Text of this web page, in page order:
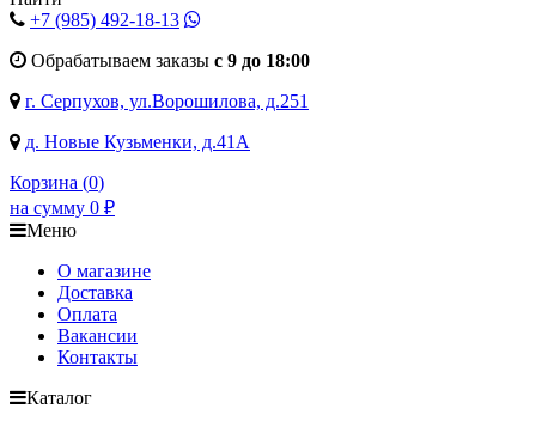
+7 (985) 492-18-13
Обрабатываем заказы с 9 до 18:00
г. Серпухов, ул.Ворошилова, д.251
д. Новые Кузьменки, д.41А
Корзина (0)
на сумму 0 ₽
Меню
О магазине
Доставка
Оплата
Вакансии
Контакты
Каталог